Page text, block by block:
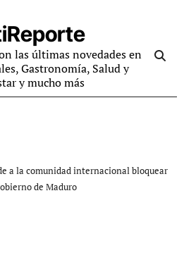
las últimas novedades en
Gastronomía, Salud y
y mucho más
a la comunidad internacional bloquear
de Maduro